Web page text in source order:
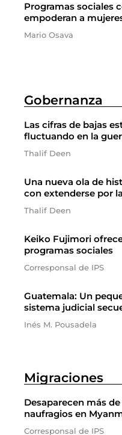
Programas sociales
empoderan a
Mario Osava
Gobernanza
Las cifras de bajas
fluctuando en la
Thalif Deen
Una nueva ola de
con extenderse por
Thalif Deen
Keiko Fujimori
programas sociales
Corresponsal de IPS
Guatemala: Un
sistema judicial
Inés M. Pousadela
Migraciones
Desaparecen más
naufragios en
Corresponsal de IPS